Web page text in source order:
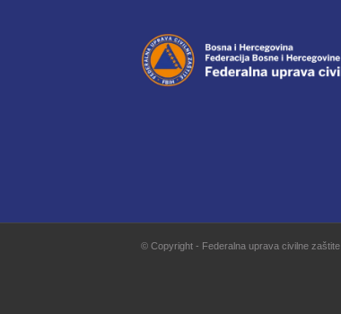
© Copyright - Federalna uprava civilne zaštite